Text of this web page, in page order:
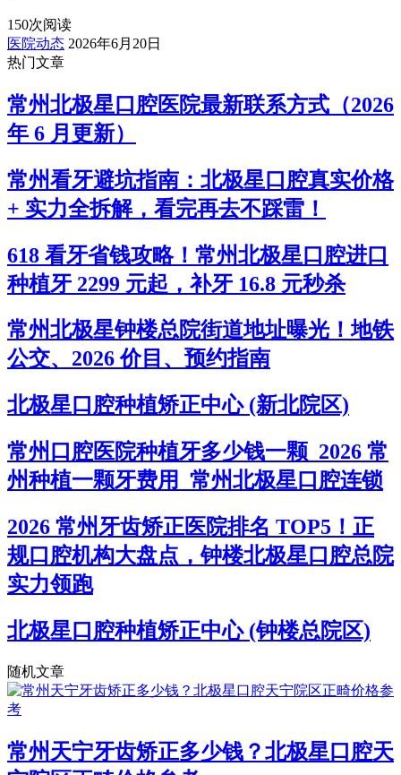
150次阅读
医院动态 2026年6月20日
热门文章
常州北极星口腔医院最新联系方式（2026
年 6 月更新）
常州看牙避坑指南：北极星口腔真实价格
+ 实力全拆解，看完再去不踩雷！
618 看牙省钱攻略！常州北极星口腔进口
种植牙 2299 元起，补牙 16.8 元秒杀
常州北极星钟楼总院街道地址曝光！地铁
公交、2026 价目、预约指南
北极星口腔种植矫正中心 (新北院区)
常州口腔医院种植牙多少钱一颗_2026 常
州种植一颗牙费用_常州北极星口腔连锁
2026 常州牙齿矫正医院排名 TOP5！正
规口腔机构大盘点，钟楼北极星口腔总院
实力领跑
北极星口腔种植矫正中心 (钟楼总院区)
随机文章
常州天宁牙齿矫正多少钱？北极星口腔天